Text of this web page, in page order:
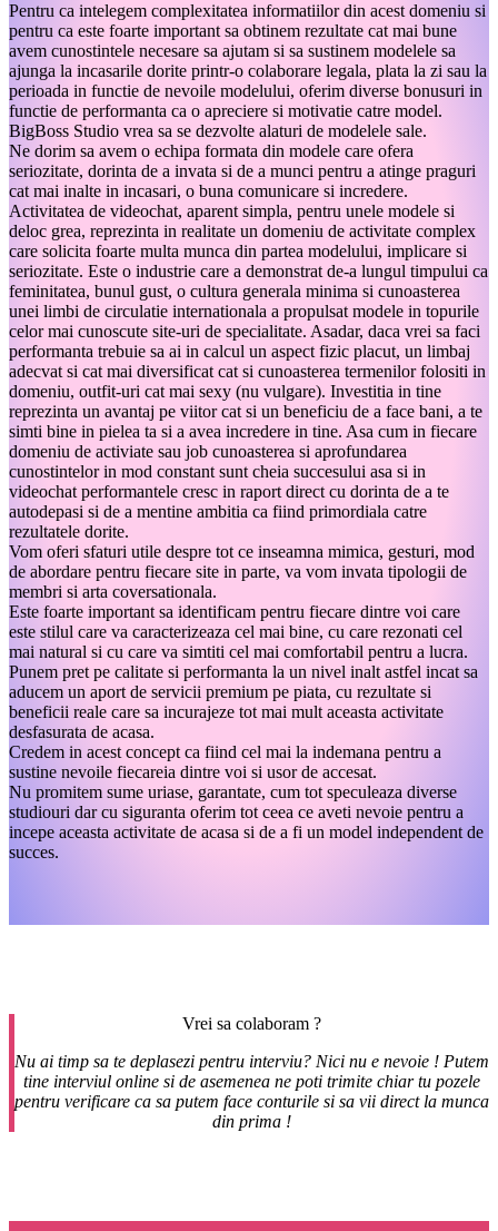
Pentru ca intelegem complexitatea informatiilor din acest domeniu si
pentru ca este foarte important sa obtinem rezultate cat mai bune
avem cunostintele necesare sa ajutam si sa sustinem modelele sa
ajunga la incasarile dorite printr-o colaborare legala, plata la zi sau la
perioada in functie de nevoile modelului, oferim diverse bonusuri in
functie de performanta ca o apreciere si motivatie catre model.
BigBoss Studio vrea sa se dezvolte alaturi de modelele sale.
Ne dorim sa avem o echipa formata din modele care ofera
seriozitate, dorinta de a invata si de a munci pentru a atinge praguri
cat mai inalte in incasari, o buna comunicare si incredere.
Activitatea de videochat, aparent simpla, pentru unele modele si
deloc grea, reprezinta in realitate un domeniu de activitate complex
care solicita foarte multa munca din partea modelului, implicare si
seriozitate. Este o industrie care a demonstrat de-a lungul timpului ca
feminitatea, bunul gust, o cultura generala minima si cunoasterea
unei limbi de circulatie internationala a propulsat modele in topurile
celor mai cunoscute site-uri de specialitate. Asadar, daca vrei sa faci
performanta trebuie sa ai in calcul un aspect fizic placut, un limbaj
adecvat si cat mai diversificat cat si cunoasterea termenilor folositi in
domeniu, outfit-uri cat mai sexy (nu vulgare). Investitia in tine
reprezinta un avantaj pe viitor cat si un beneficiu de a face bani, a te
simti bine in pielea ta si a avea incredere in tine. Asa cum in fiecare
domeniu de activiate sau job cunoasterea si aprofundarea
cunostintelor in mod constant sunt cheia succesului asa si in
videochat performantele cresc in raport direct cu dorinta de a te
autodepasi si de a mentine ambitia ca fiind primordiala catre
rezultatele dorite.
Vom oferi sfaturi utile despre tot ce inseamna mimica, gesturi, mod
de abordare pentru fiecare site in parte, va vom invata tipologii de
membri si arta coversationala.
Este foarte important sa identificam pentru fiecare dintre voi care
este stilul care va caracterizeaza cel mai bine, cu care rezonati cel
mai natural si cu care va simtiti cel mai comfortabil pentru a lucra.
Punem pret pe calitate si performanta la un nivel inalt astfel incat sa
aducem un aport de servicii premium pe piata, cu rezultate si
beneficii reale care sa incurajeze tot mai mult aceasta activitate
desfasurata de acasa.
Credem in acest concept ca fiind cel mai la indemana pentru a
sustine nevoile fiecareia dintre voi si usor de accesat.
Nu promitem sume uriase, garantate, cum tot speculeaza diverse
studiouri dar cu siguranta oferim tot ceea ce aveti nevoie pentru a
incepe aceasta activitate de acasa si de a fi un model independent de
succes.
Vrei sa colaboram ?
Nu ai timp sa te deplasezi pentru interviu? Nici nu e nevoie ! Putem
tine interviul online si de asemenea ne poti trimite chiar tu pozele
pentru verificare ca sa putem face conturile si sa vii direct la munca
din prima !